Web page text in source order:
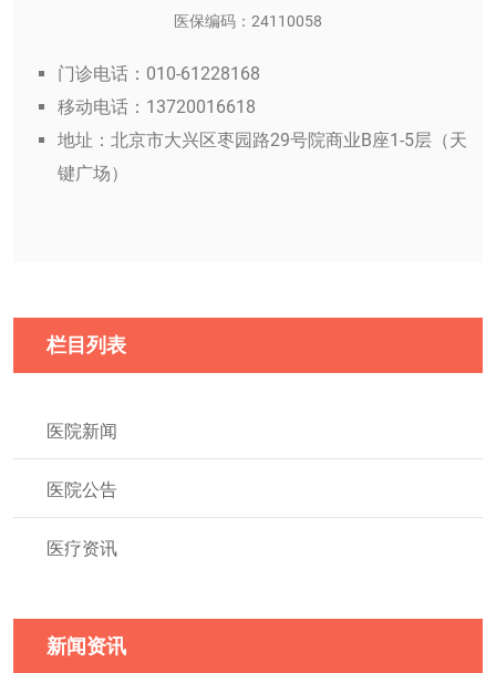
医保编码：24110058
门诊电话：010-61228168
移动电话：13720016618
地址：北京市大兴区枣园路29号院商业B座1-5层（天
键广场）
栏目列表
医院新闻
医院公告
医疗资讯
新闻资讯